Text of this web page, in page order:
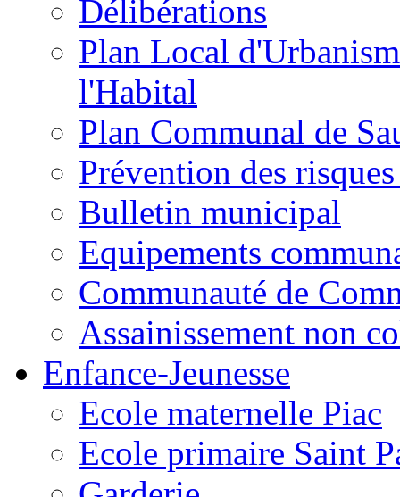
Délibérations
Plan Local
l'Habital
Plan Communal de
Prévention des
Bulletin municipal
Equipements
Communauté de
Assainissement non
Enfance-Jeunesse
Ecole maternelle Piac
Ecole primaire Saint